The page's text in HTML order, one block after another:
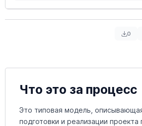
0
Что это за процесс
Это типовая модель,
подготовки и реализации проекта